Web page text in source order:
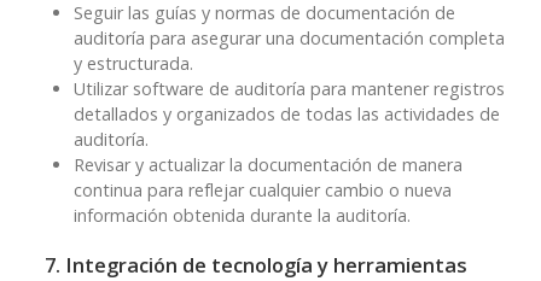
Seguir las guías y normas de documentación de
auditoría para asegurar una documentación completa
y estructurada.
Utilizar software de auditoría para mantener registros
detallados y organizados de todas las actividades de
auditoría.
Revisar y actualizar la documentación de manera
continua para reflejar cualquier cambio o nueva
información obtenida durante la auditoría.
7. Integración de tecnología y herramientas